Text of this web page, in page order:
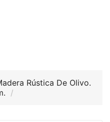
Rústica De Olivo.